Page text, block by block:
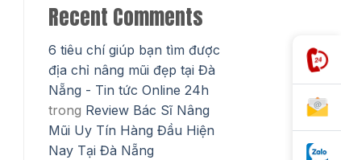
Recent Comments
6 tiêu chí giúp bạn tìm được
địa chỉ nâng mũi đẹp tại Đà
Nẵng - Tin tức Online 24h
trong Review Bác Sĩ Nâng
Mũi Uy Tín Hàng Đầu Hiện
Nay Tại Đà Nẵng